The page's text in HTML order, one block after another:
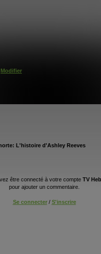
Modifier
L'histoire d'Ashley Reeves
être connecté à votre compte TV
pour ajouter un commentaire.
Se connecter/ S'inscrire